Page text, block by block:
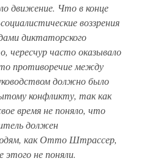
движение. Что в конце
воззрения
диктаторского
чересчур часто оказывало
противоречие между
должно было
конфликту, так как
время не поняло, что
должен
как Отто Штрассер,
не поняли.